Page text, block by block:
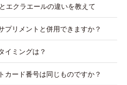
エクラエールの違いを教えて
プリメントと併用できますか？
イミングは？
カード番号は同じものですか？